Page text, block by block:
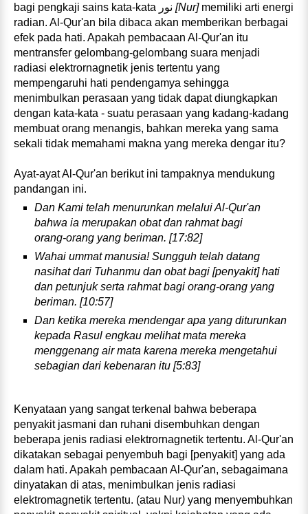
bagi pengkaji sains kata‑kata
[Nur] memiliki arti energi
radian. Al‑Qur'an bila dibaca akan memberikan berbagai
efek pada hati. Apakah pembacaan Al-­Qur'an itu
mentransfer gelombang‑gelombang suara menjadi
radiasi elektrornagnetik jenis tertentu yang
mempengaruhi hati pendengamya sehingga
menimbulkan perasaan yang tidak dapat diungkapkan
dengan kata‑kata ‑ suatu perasaan yang kadang‑kadang
membuat orang menangis, bahkan mereka yang sama
sekali tidak memahami makna yang mereka dengar itu?
Ayat‑ayat Al‑Qur'an berikut ini tampaknya mendukung
pandangan ini.
Dan Kami telah menurunkan melalui Al‑Qur'an
bahwa ia merupakan obat dan rahmat bagi
orang‑orang yang beriman. [17:82]
Wahai ummat manusia! Sungguh telah datang
nasihat dari Tuhanmu dan obat bagi [penyakit] hati
dan petunjuk serta rahmat bagi orang‑orang yang
beriman. [10:57]
Dan ketika mereka mendengar apa yang diturunkan
kepada Rasul engkau melihat mata mereka
menggenang air mata karena mereka mengetahui
sebagian dari kebenaran itu [5:83]
Kenyataan yang sangat terkenal bahwa beberapa
penyakit jasmani dan ruhani disembuhkan dengan
beberapa jenis radiasi elektrornagnetik tertentu. Al‑Qur'an
dikatakan sebagai penyembuh bagi [penyakit] yang ada
dalam hati. Apakah pembacaan Al‑Qur'an, sebagaimana
dinyatakan di atas, menimbulkan jenis radiasi
elektromagnetik tertentu. (atau Nur) yang menyembuhkan